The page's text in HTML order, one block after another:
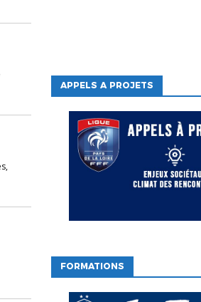
APPELS A PROJETS
FORMATIONS